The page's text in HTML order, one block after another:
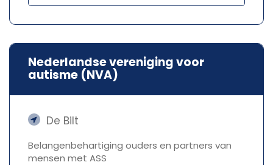
Nederlandse vereniging voor
autisme (NVA)
De Bilt
Belangenbehartiging ouders en partners van
mensen met ASS